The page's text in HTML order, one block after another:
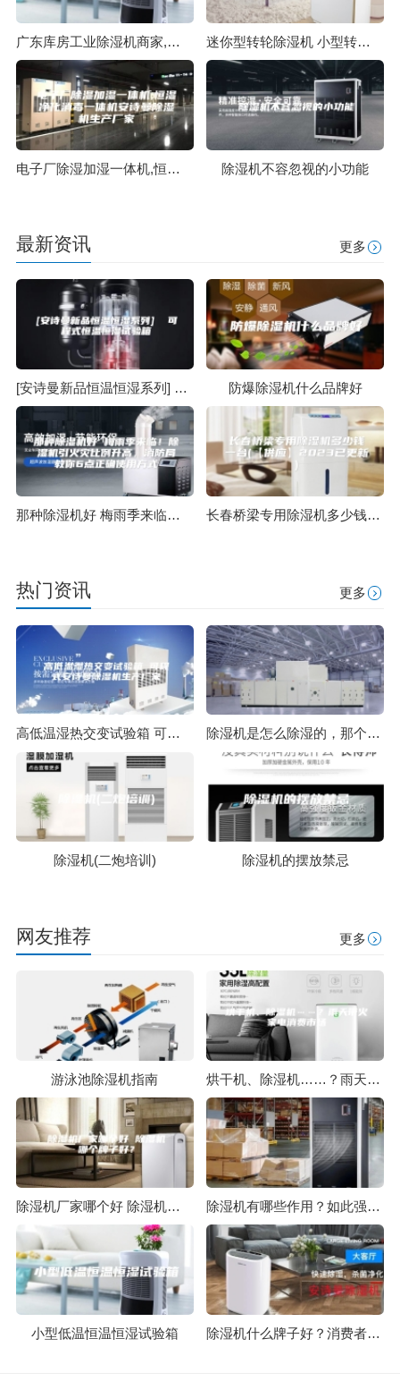
广东库房工业除湿机商家,工业抽湿机 迷你型转轮除湿机 小型转轮除湿机 安诗曼ASM转轮除湿机
电子厂除湿加湿一体机,恒湿净化消毒一体机安诗曼除湿机生产厂家 除湿机不容忽视的小功能
最新资讯 更多
[安诗曼新品恒温恒湿系列] 可程式恒温恒湿试验箱 防爆除湿机什么品牌好
那种除湿机好 梅雨季来临！除湿机引火灾比例升高，消防局教你6点正确使用方式 长春桥梁专用除湿机多少钱一台(【供应】2023已更新)
热门资讯 更多
高低温湿热交变试验箱 可程式安诗曼除湿机生产厂家 除湿机是怎么除湿的，那个除湿机品牌比较好？
除湿机(二炮培训) 除湿机的摆放禁忌
网友推荐 更多
游泳池除湿机指南 烘干机、除湿机……？雨天带火家电消费市场
除湿机厂家哪个好 除湿机哪个牌子好？ 除湿机有哪些作用？如此强大的作用还不知道的快来看！
小型低温恒温恒湿试验箱 除湿机什么牌子好？消费者说好才算好